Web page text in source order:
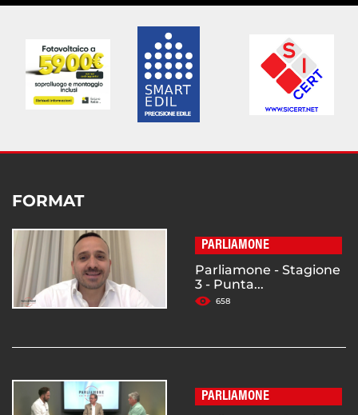
FORMAT
PARLIAMONE
Parliamone - Stagione
3 - Punta...
658
PARLIAMONE